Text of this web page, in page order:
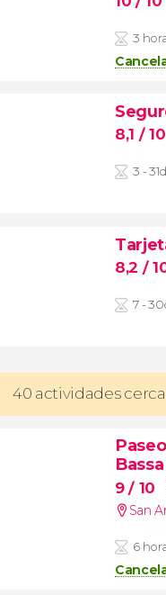
3
8,1 / 10
3 - 31d
8,2 /
7 -
40 actividades
9/ 10
San
6